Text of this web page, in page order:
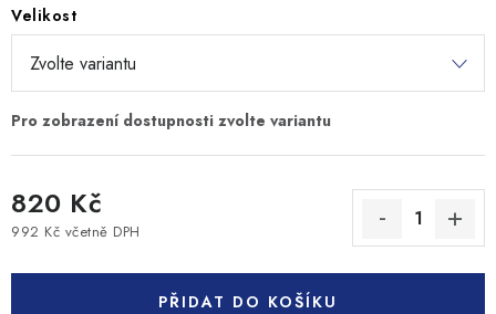
Velikost
820 Kč
992 Kč včetně DPH
PŘIDAT DO KOŠÍKU